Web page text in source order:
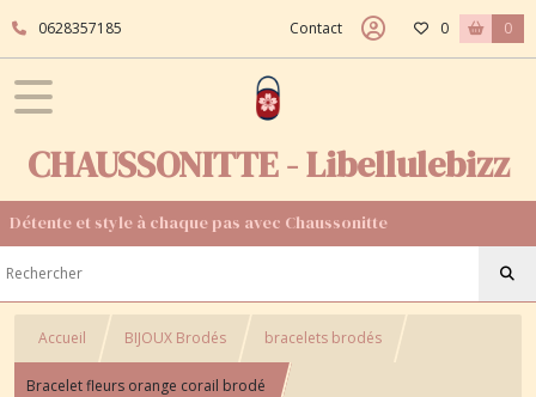
0628357185 Contact 0 0
CHAUSSONITTE - Libellulebizz
Détente et style à chaque pas avec Chaussonitte
Accueil BIJOUX Brodés bracelets brodés
Bracelet fleurs orange corail brodé